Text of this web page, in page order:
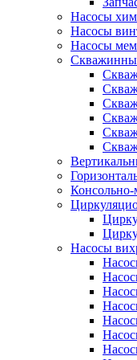
Насосы
Насосы
Насосы
Насосы